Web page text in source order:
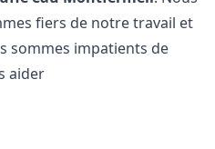
fiers de notre travail et
sommes impatients de
aider